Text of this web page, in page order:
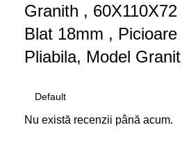
Granith ,
Blat 18mm , Picioare
Pliabila, Model
Nu există recenzii până acum.